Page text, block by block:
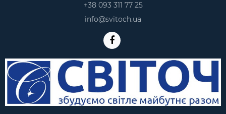
+38 093 311 77 25
info@svitoch.ua